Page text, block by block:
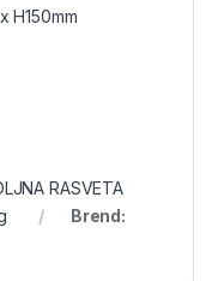
H150mm
RASVETA
Brend: